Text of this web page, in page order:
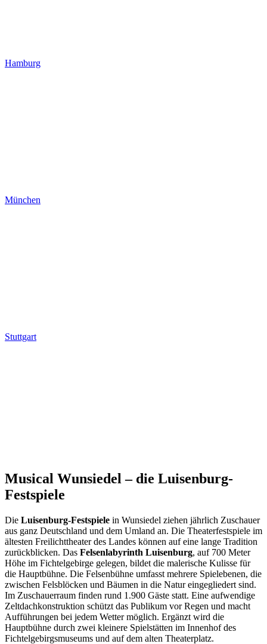
Hamburg
München
Stuttgart
Musical Wunsiedel – die Luisenburg-
Festspiele
Die Luisenburg-Festspiele in Wunsiedel ziehen jährlich Zuschauer
aus ganz Deutschland und dem Umland an. Die Theaterfestspiele im
ältesten Freilichttheater des Landes können auf eine lange Tradition
zurückblicken. Das Felsenlabyrinth Luisenburg, auf 700 Meter
Höhe im Fichtelgebirge gelegen, bildet die malerische Kulisse für
die Hauptbühne. Die Felsenbühne umfasst mehrere Spielebenen, die
zwischen Felsblöcken und Bäumen in die Natur eingegliedert sind.
Im Zuschauerraum finden rund 1.900 Gäste statt. Eine aufwendige
Zeltdachkonstruktion schützt das Publikum vor Regen und macht
Aufführungen bei jedem Wetter möglich. Ergänzt wird die
Hauptbühne durch zwei kleinere Spielstätten im Innenhof des
Fichtelgebirgsmuseums und auf dem alten Theaterplatz.